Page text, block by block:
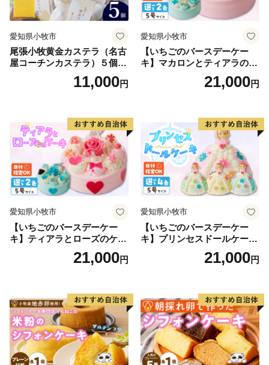
愛知県小牧市
尾張小牧黄金カステラ（名古
屋コーチンカステラ）５個入
名古屋コーチン カステラ ザ
ラメ 常温 愛知県 小牧市 アン
11,000円
愛知県小牧市
【いちごのバースデーケー
キ】マカロンとティアラのケ
ーキ スイーツ 日時指定可 デ
ザート 洋菓子 お取り寄せ 愛
デコレーションケーキ ホー
ルケーキ
21,000円
愛知県小牧市
【いちごのバースデーケー
キ】ティアラとローズのケー
キ スイーツ デザート 洋菓
子 お取り寄せ 愛知県 小牧市
レーション ホールケーキ 日
時指定可
21,000円
愛知県小牧市
【いちごのバースデーケー
キ】プリンセスドールケーキ
日時指定可 スイーツ デザー
ト 洋菓子 お取り寄せ 愛知県
デコレーションケーキ ホー
ルケーキ 人形 かわいい こど
も
21,000円